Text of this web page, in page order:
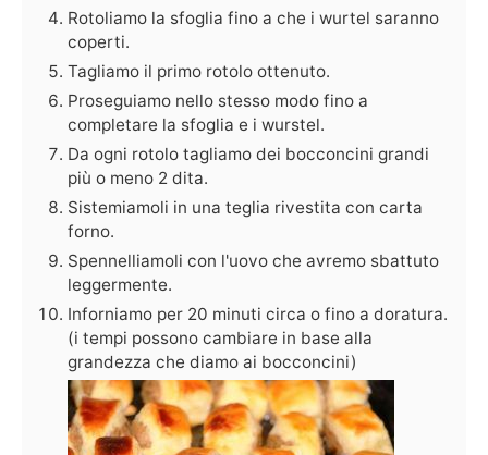
Rotoliamo la sfoglia fino a che i wurtel saranno
coperti.
Tagliamo il primo rotolo ottenuto.
Proseguiamo nello stesso modo fino a
completare la sfoglia e i wurstel.
Da ogni rotolo tagliamo dei bocconcini grandi
più o meno 2 dita.
Sistemiamoli in una teglia rivestita con carta
forno.
Spennelliamoli con l'uovo che avremo sbattuto
leggermente.
Inforniamo per 20 minuti circa o fino a doratura.
(i tempi possono cambiare in base alla
grandezza che diamo ai bocconcini)